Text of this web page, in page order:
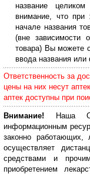
название
внимание, что при
начале названия
(вне зависимости
товара) Вы можете
ввода названия или
Ответственность за
цены на них несут
аптек доступны при
Внимание! Наша
информационным
законно работающих,
осуществляет
средствами и
приобретением